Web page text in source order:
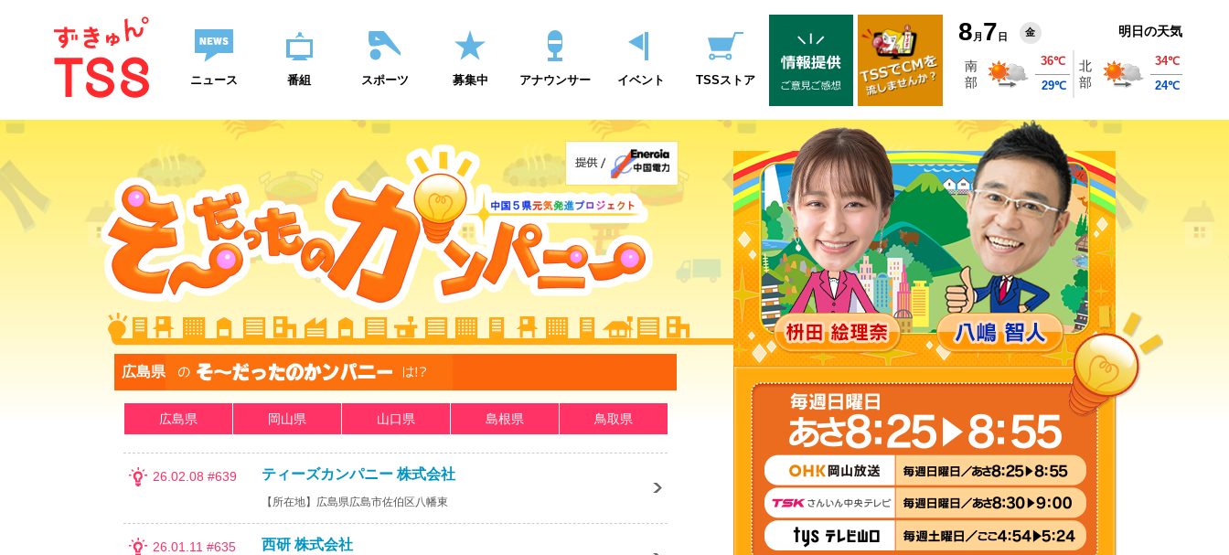
ニュース 番組 スポーツ 募集中 アナウンサー イベント TSSストア
8 月 7 日 金 明日の天気
広島県
広島県 岡山県 山口県 島根県 鳥取県
26.02.08 #639 ティーズカンパニー 株式会社
【所在地】広島県広島市佐伯区八幡東
26.01.11 #635 西研 株式会社